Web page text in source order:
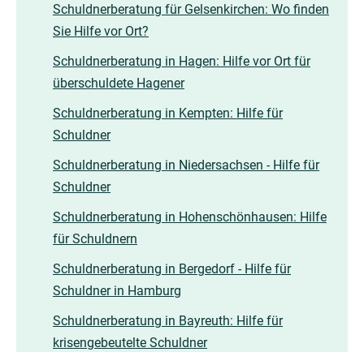
Schuldnerberatung für Gelsenkirchen: Wo finden
Sie Hilfe vor Ort?
Schuldnerberatung in Hagen: Hilfe vor Ort für
überschuldete Hagener
Schuldnerberatung in Kempten: Hilfe für
Schuldner
Schuldnerberatung in Niedersachsen - Hilfe für
Schuldner
Schuldnerberatung in Hohenschönhausen: Hilfe
für Schuldnern
Schuldnerberatung in Bergedorf - Hilfe für
Schuldner in Hamburg
Schuldnerberatung in Bayreuth: Hilfe für
krisengebeutelte Schuldner